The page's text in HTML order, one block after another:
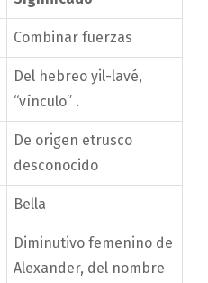
Combinar fuerzas
Del hebreo yil-lavé,
“vínculo” .
De origen etrusco
desconocido
Bella
Diminutivo femenino de
Alexander, del nombre